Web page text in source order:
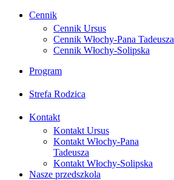
Cennik
Cennik Ursus
Cennik Włochy-Pana Tadeusza
Cennik Włochy-Solipska
Program
Strefa Rodzica
Kontakt
Kontakt Ursus
Kontakt Włochy-Pana
Tadeusza
Kontakt Włochy-Solipska
Nasze przedszkola